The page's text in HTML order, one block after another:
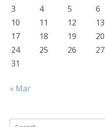
3
4 5 6
10
11 12 13
17
18 19 20
24
25 26 27
31
« Mar
Search